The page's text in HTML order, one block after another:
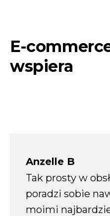
E-
wspiera
Anzelle B
Tak prosty w
poradzi sobie
moimi